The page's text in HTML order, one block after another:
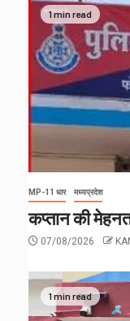
1 min read
MP-11 धार मध्यप्रदेश
कप्तान की
07/08/2026
1 min read